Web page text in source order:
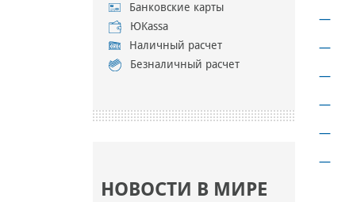
Банковские карты
ЮKassa
Наличный расчет
Безналичный расчет
НОВОСТИ В МИРЕ